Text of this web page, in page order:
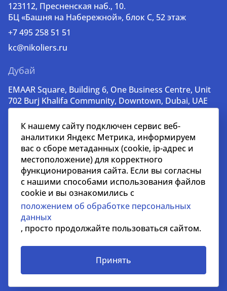
123112, Пресненская наб., 10.
БЦ «Башня на Набережной», блок С, 52 этаж
+7 495 258 51 51
kc@nikoliers.ru
Дубай
EMAAR Square, Building 6, One Business Centre, Unit
702 Burj Khalifa Community, Downtown, Dubai, UAE
lead@nikoliers-global.com
© nikoliers.ru 1994 - 2026
Все права защищены
Информация, представленная на странице, носит
информативный характер и не является
распространителем рекламных материалов
Положение об обработке персональных данных
Условия сотрудничества
К нашему сайту подключен сервис веб-
аналитики Яндекс Метрика, информируем
вас о сборе метаданных (cookie, ip-адрес и
местоположение) для корректного
функционирования сайта. Если вы согласны
с нашими способами использования файлов
cookie и вы ознакомились с
положением об обработке персональных
данных
, просто продолжайте пользоваться сайтом.
Принять